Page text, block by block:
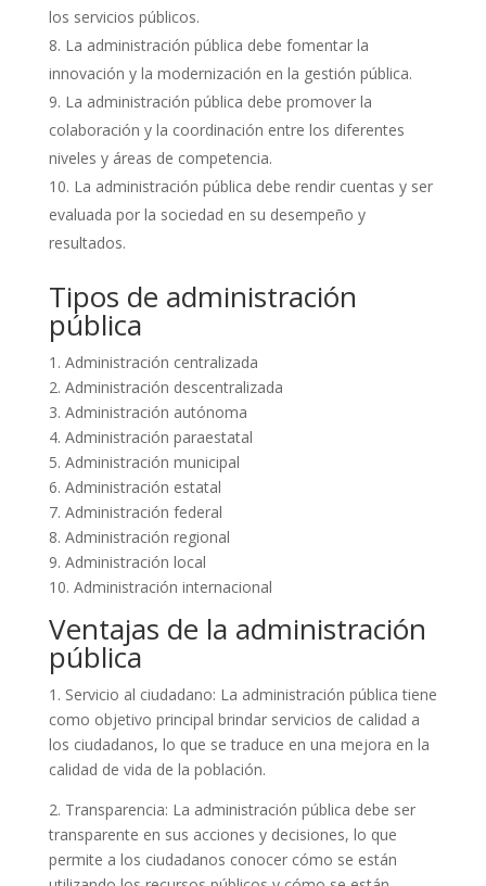
los servicios públicos.
La administración pública debe fomentar la
innovación y la modernización en la gestión pública.
La administración pública debe promover la
colaboración y la coordinación entre los diferentes
niveles y áreas de competencia.
La administración pública debe rendir cuentas y ser
evaluada por la sociedad en su desempeño y
resultados.
Tipos de administración
pública
1. Administración centralizada
2. Administración descentralizada
3. Administración autónoma
4. Administración paraestatal
5. Administración municipal
6. Administración estatal
7. Administración federal
8. Administración regional
9. Administración local
10. Administración internacional
Ventajas de la administración
pública
1. Servicio al ciudadano: La administración pública tiene
como objetivo principal brindar servicios de calidad a
los ciudadanos, lo que se traduce en una mejora en la
calidad de vida de la población.
2. Transparencia: La administración pública debe ser
transparente en sus acciones y decisiones, lo que
permite a los ciudadanos conocer cómo se están